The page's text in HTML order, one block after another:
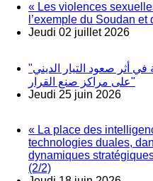
« Les violences
l’exemple du Soudan et
Jeudi 02 juillet 2026
"النخبة الإسرائيلية الجديدة: دراسة في أثر صعود التيار الديني
على مراكز صنع القرار"
Jeudi 25 juin 2026
« La place des
technologies duales,
dynamiques
(2/2)